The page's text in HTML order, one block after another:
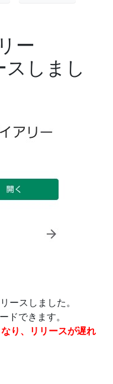
ー
スしまし
ースしました。
ドできます。
り、リリースが遅れ